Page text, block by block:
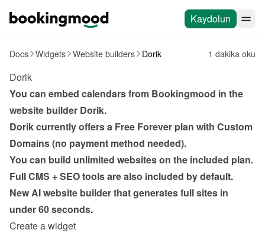
Kaydolun
Docs Widgets Website builders Dorik 1 dakika oku
Dorik
You can embed calendars from Bookingmood in the
website builder Dorik.
Dorik currently offers a Free Forever plan with Custom
Domains (no payment method needed).
You can build unlimited websites on the included plan.
Full CMS + SEO tools are also included by default.
New AI website builder that generates full sites in
under 60 seconds.
Create a widget